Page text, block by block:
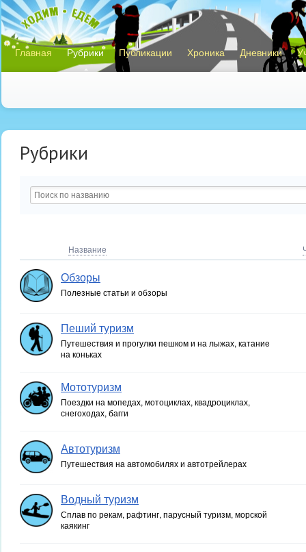
Главная Рубрики Публикации Хроника Дневники
Рубрики
Название
Обзоры
Полезные статьи и обзоры
Пеший туризм
Путешествия и прогулки пешком и на лыжах, катание
на коньках
Мототуризм
Поездки на мопедах, мотоциклах, квадроциклах,
снегоходах, багги
Автотуризм
Путешествия на автомобилях и автотрейлерах
Водный туризм
Сплав по рекам, рафтинг, парусный туризм, морской
каякинг